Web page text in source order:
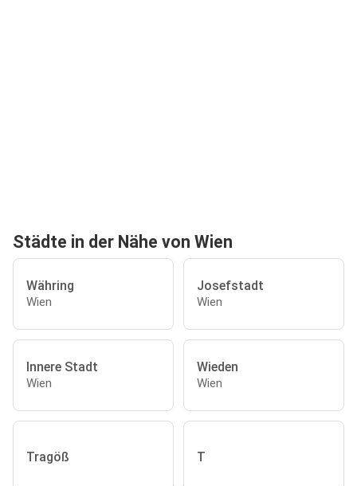
Städte in der Nähe von Wien
Währing
Wien
Josefstadt
Wien
Innere Stadt
Wien
Wieden
Wien
Tragöß T